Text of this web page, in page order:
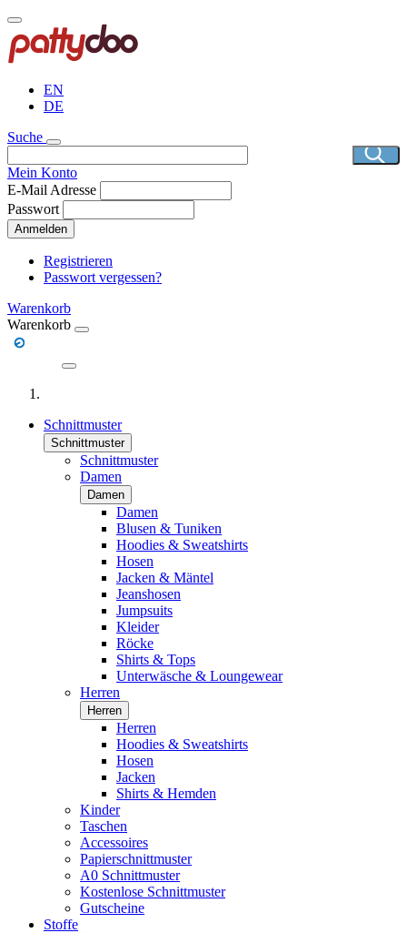
Direkt
zum
Inhalt
EN
DE
Suche
Mein Konto
E-Mail Adresse
Passwort
Anmelden
Registrieren
Passwort vergessen?
Warenkorb
Warenkorb
Schnittmuster
Schnittmuster
Schnittmuster
Damen
Damen
Damen
Blusen & Tuniken
Hoodies & Sweatshirts
Hosen
Jacken & Mäntel
Jeanshosen
Jumpsuits
Kleider
Röcke
Shirts & Tops
Unterwäsche & Loungewear
Herren
Herren
Herren
Hoodies & Sweatshirts
Hosen
Jacken
Shirts & Hemden
Kinder
Taschen
Accessoires
Papierschnittmuster
A0 Schnittmuster
Kostenlose Schnittmuster
Gutscheine
Stoffe